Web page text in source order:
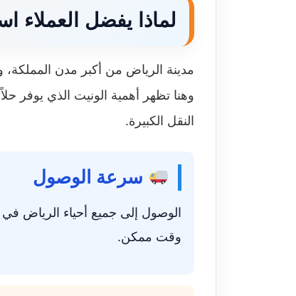
لماذا يفضل العملاء
مدينة الرياض من أكبر مدن المملكة،
وهنا تظهر أهمية الونيت الذي يوفر
النقل الكبيرة.
سرعة الوصول
الوصول إلى جميع أحياء الرياض
وقت ممكن.